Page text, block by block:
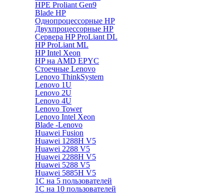
HPE Proliant Gen9
Blade HP
Однопроцессорные HP
Двухпроцессорные HP
Сервера HP ProLiant DL
HP ProLiant ML
HP Intel Xeon
HP на AMD EPYC
Стоечные Lenovo
Lenovo ThinkSystem
Lenovo 1U
Lenovo 2U
Lenovo 4U
Lenovo Tower
Lenovo Intel Xeon
Blade -Lenovo
Huawei Fusion
Huawei 1288H V5
Huawei 2288 V5
Huawei 2288H V5
Huawei 5288 V5
Huawei 5885H V5
1С на 5 пользователей
1С на 10 пользователей